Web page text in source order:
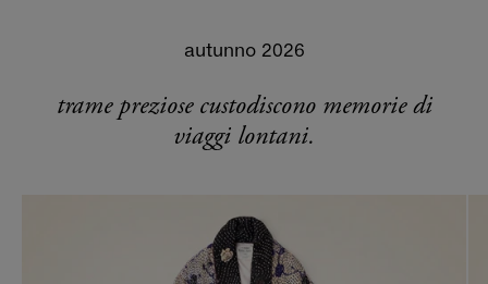
autunno 2026
trame preziose custodiscono memorie di
viaggi lontani.